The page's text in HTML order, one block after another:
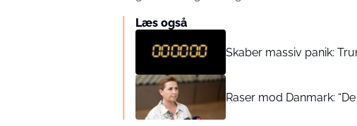
Læs også
Skaber massiv panik:
Raser mod Danmark: